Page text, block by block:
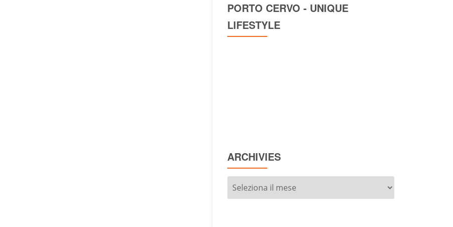
PORTO CERVO - UNIQUE
LIFESTYLE
ARCHIVIES
Archivies